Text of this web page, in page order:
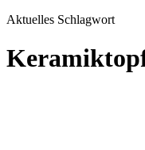
Aktuelles Schlagwort